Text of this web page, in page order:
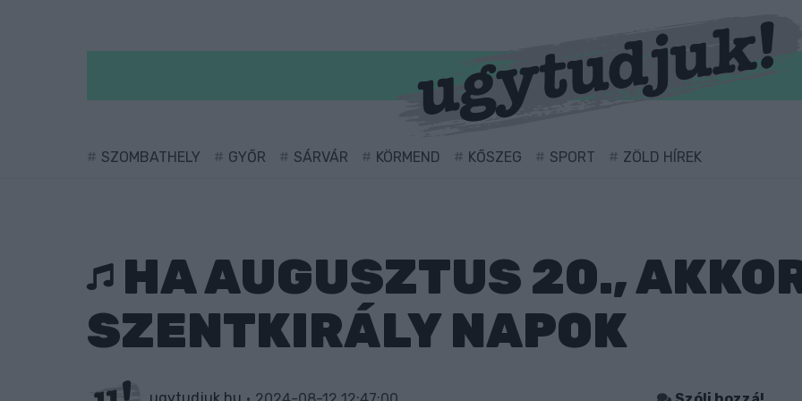
SZOMBATHELY GYŐR SÁRVÁR KÖRMEND KŐSZEG SPORT ZÖLD HÍREK
HA AUGUSZTUS 20.,
SZENTKIRÁLY NAPOK
ugytudjuk.hu